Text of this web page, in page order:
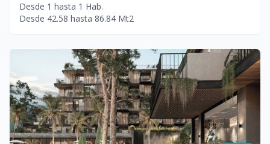
Desde 1 hasta 1 Hab.
Desde 42.58 hasta 86.84 Mt2